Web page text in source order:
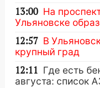
13:00 На
Ульяновске
12:57 В
крупный град
12:11 Где есть
августа: список